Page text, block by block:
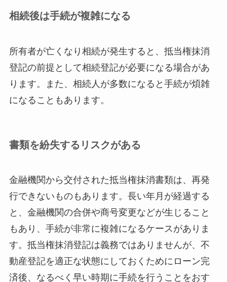
相続後は手続が複雑になる
所有者が亡くなり相続が発生すると、抵当権抹消
登記の前提として相続登記が必要になる場合があ
ります。また、相続人が多数になると手続が煩雑
になることもあります。
書類を紛失するリスクがある
金融機関から交付された抵当権抹消書類は、再発
行できないものもあります。長い年月が経過する
と、金融機関の合併や商号変更などが生じること
もあり、手続が非常に複雑になるケースがありま
す。抵当権抹消登記は義務ではありませんが、不
動産登記を適正な状態にしておくためにローン完
済後、なるべく早い時期に手続を行うことをおす